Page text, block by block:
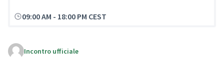
09:00 AM - 18:00 PM CEST
Incontro ufficiale